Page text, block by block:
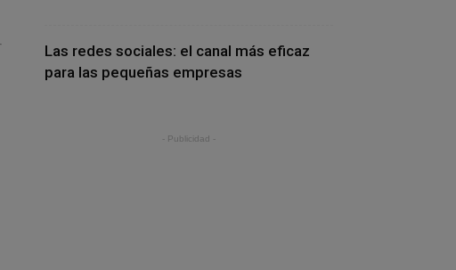
Las redes sociales: el canal más eficaz
para las pequeñas empresas
- Publicidad -